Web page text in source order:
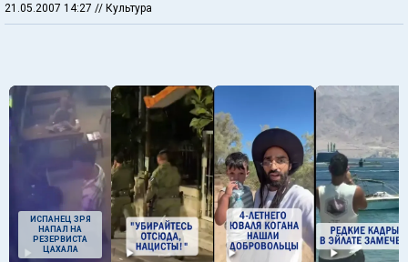
21.05.2007 14:27 // Культура
ИСПАНЕЦ ЗРЯ
НАПАЛ НА
РЕЗЕРВИСТА
ЦАХАЛА